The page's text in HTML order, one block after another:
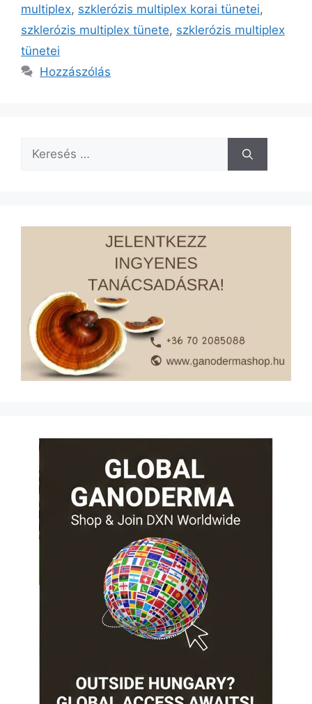
multiplex, szklerózis multiplex korai tünetei,
szklerózis multiplex tünete, szklerózis multiplex
tünetei
Hozzászólás
Keresés: